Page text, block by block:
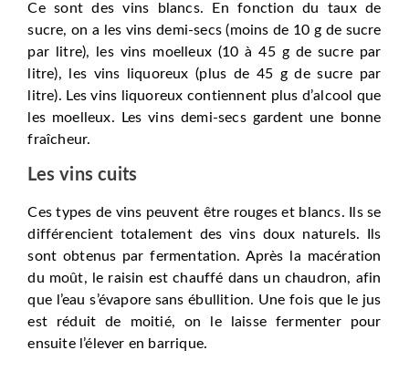
Ce sont des vins blancs. En fonction du taux de
sucre, on a les vins demi-secs (moins de 10 g de sucre
par litre), les vins moelleux (10 à 45 g de sucre par
litre), les vins liquoreux (plus de 45 g de sucre par
litre). Les vins liquoreux contiennent plus d’alcool que
les moelleux. Les vins demi-secs gardent une bonne
fraîcheur.
Les vins cuits
Ces types de vins peuvent être rouges et blancs. Ils se
différencient totalement des vins doux naturels. Ils
sont obtenus par fermentation. Après la macération
du moût, le raisin est chauffé dans un chaudron, afin
que l’eau s’évapore sans ébullition. Une fois que le jus
est réduit de moitié, on le laisse fermenter pour
ensuite l’élever en barrique.